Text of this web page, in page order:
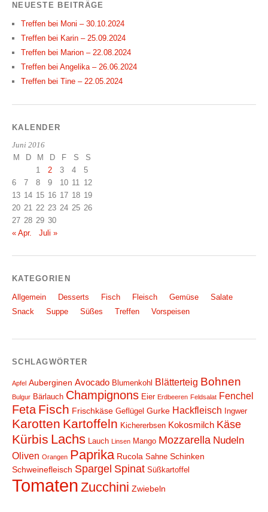
NEUESTE BEITRÄGE
Treffen bei Moni – 30.10.2024
Treffen bei Karin – 25.09.2024
Treffen bei Marion – 22.08.2024
Treffen bei Angelika – 26.06.2024
Treffen bei Tine – 22.05.2024
KALENDER
Juni 2016
M D M D F S
S
1
2 3 4
5
6
7 8 9 10 11 12
13 14 15 16 17 18 19
20 21 22 23 24 25 26
27 28 29 30
« Apr.
Juli »
KATEGORIEN
Allgemein Desserts Fisch Fleisch Gemüse
Salate
Snack
Suppe Süßes Treffen Vorspeisen
SCHLAGWÖRTER
Apfel Auberginen Avocado Blumenkohl Blätterteig Bohnen
Bulgur Bärlauch Champignons Eier Erdbeeren Feldsalat Fenchel
Feta Fisch Frischkäse Geflügel Gurke Hackfleisch Ingwer
Karotten Kartoffeln Kichererbsen Kokosmilch Käse
Kürbis Lachs Lauch Linsen Mango Mozzarella Nudeln
Oliven Orangen Paprika Rucola Sahne Schinken
Schweinefleisch Spargel Spinat Süßkartoffel
Tomaten Zucchini Zwiebeln